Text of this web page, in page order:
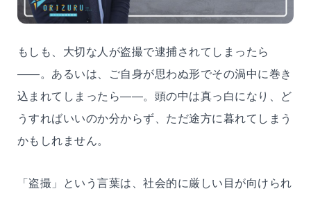
もしも、大切な人が盗撮で逮捕されてしまったら
――。あるいは、ご自身が思わぬ形でその渦中に巻き
込まれてしまったら――。頭の中は真っ白になり、ど
うすればいいのか分からず、ただ途方に暮れてしまう
かもしれません。
「盗撮」という言葉は、社会的に厳しい目が向けられ